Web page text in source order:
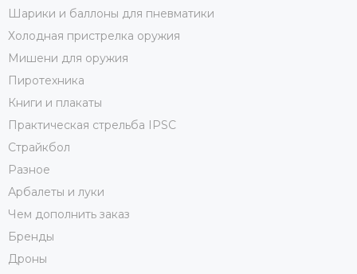
Шарики и баллоны для пневматики
Холодная пристрелка оружия
Мишени для оружия
Пиротехника
Книги и плакаты
Практическая стрельба IPSC
Страйкбол
Разное
Арбалеты и луки
Чем дополнить заказ
Бренды
Дроны